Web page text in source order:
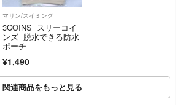
マリン/スイミング
3COINS スリーコイ
ンズ 脱水できる防水
ポーチ
¥1,490
関連商品をもっと見る